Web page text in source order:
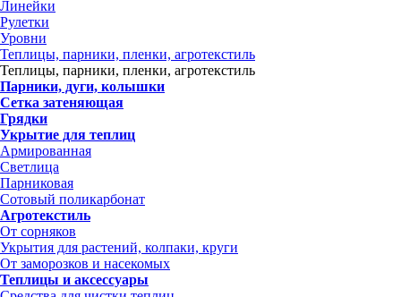
Линейки
Рулетки
Уровни
Теплицы, парники, пленки, агротекстиль
Теплицы, парники, пленки, агротекстиль
Парники, дуги, колышки
Сетка затеняющая
Грядки
Укрытие для теплиц
Армированная
Светлица
Парниковая
Сотовый поликарбонат
Агротекстиль
От сорняков
Укрытия для растений, колпаки, круги
От заморозков и насекомых
Теплицы и аксессуары